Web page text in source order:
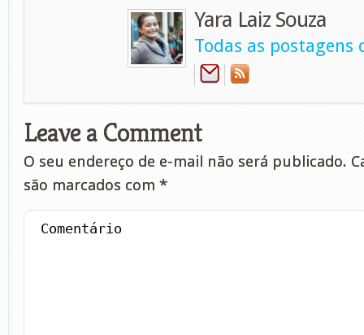
Yara Laiz Souza
Todas as postagens
Leave a Comment
O seu endereço de e-mail não será publicado.
são marcados com *